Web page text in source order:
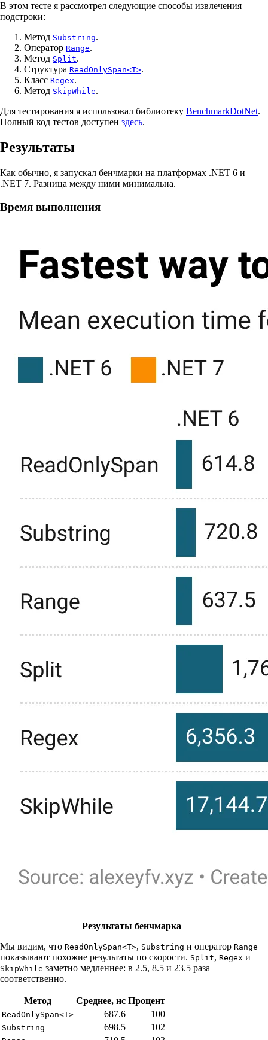
В этом тесте я рассмотрел следующие способы извлечения
подстроки:
Метод Substring.
Оператор Range.
Метод Split.
Структура ReadOnlySpan<T>.
Класс Regex.
Метод SkipWhile.
Для тестирования я использовал библиотеку BenchmarkDotNet.
Полный код тестов доступен здесь.
Результаты
Как обычно, я запускал бенчмарки на платформах .NET 6 и
.NET 7. Разница между ними минимальна.
Время выполнения
Результаты бенчмарка
Мы видим, что ReadOnlySpan<T>, Substring и оператор Range
показывают похожие результаты по скорости. Split, Regex и
SkipWhile заметно медленнее: в 2.5, 8.5 и 23.5 раза
соответственно.
Метод Среднее, нс Процент
ReadOnlySpan<T> 687.6 100
Substring 698.5 102